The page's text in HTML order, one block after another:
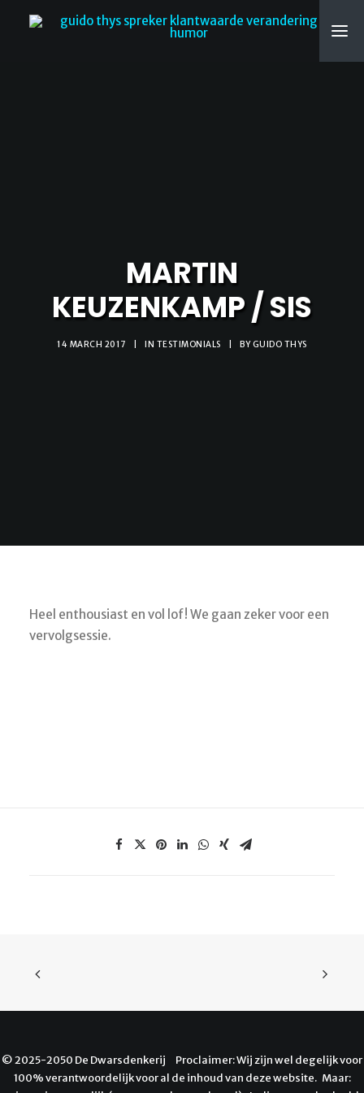
MARTIN
KEUZENKAMP / SIS
14 MARCH 2017 IN TESTIMONIALS BYGUIDO THYS
Heel enthousiast en vol lof! We gaan zeker voor een
vervolgsessie.
© 2025-2050 De Dwarsdenkerij Proclaimer: Wij zijn wel degelijk voor
100% verantwoordelijk voor al de inhoud van deze website. Maar: